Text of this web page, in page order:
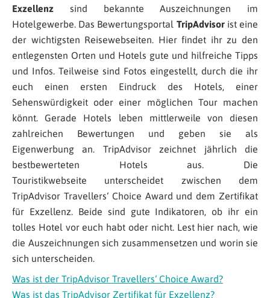
Exzellenz sind bekannte Auszeichnungen im
Hotelgewerbe. Das Bewertungsportal TripAdvisorist eine
der wichtigsten Reisewebseiten. Hier findet ihr zu den
entlegensten Orten und Hotels gute und hilfreiche Tipps
und Infos. Teilweise sind Fotos eingestellt, durch die ihr
euch einen ersten Eindruck des Hotels, einer
Sehenswürdigkeit oder einer möglichen Tour machen
könnt. Gerade Hotels leben mittlerweile von diesen
zahlreichen Bewertungen und geben sie als
Eigenwerbung an. TripAdvisor zeichnet jährlich die
bestbewerteten Hotels aus. Die
Touristikwebseite unterscheidet zwischen dem
TripAdvisor Travellers‘ Choice Award und dem Zertifikat
für Exzellenz. Beide sind gute Indikatoren, ob ihr ein
tolles Hotel vor euch habt oder nicht. Lest hier nach, wie
die Auszeichnungen sich zusammensetzen und worin sie
sich unterscheiden.
Was ist der TripAdvisor Travellers‘ Choice Award?
Was ist das TripAdvisor Zertifikat für Exzellenz?